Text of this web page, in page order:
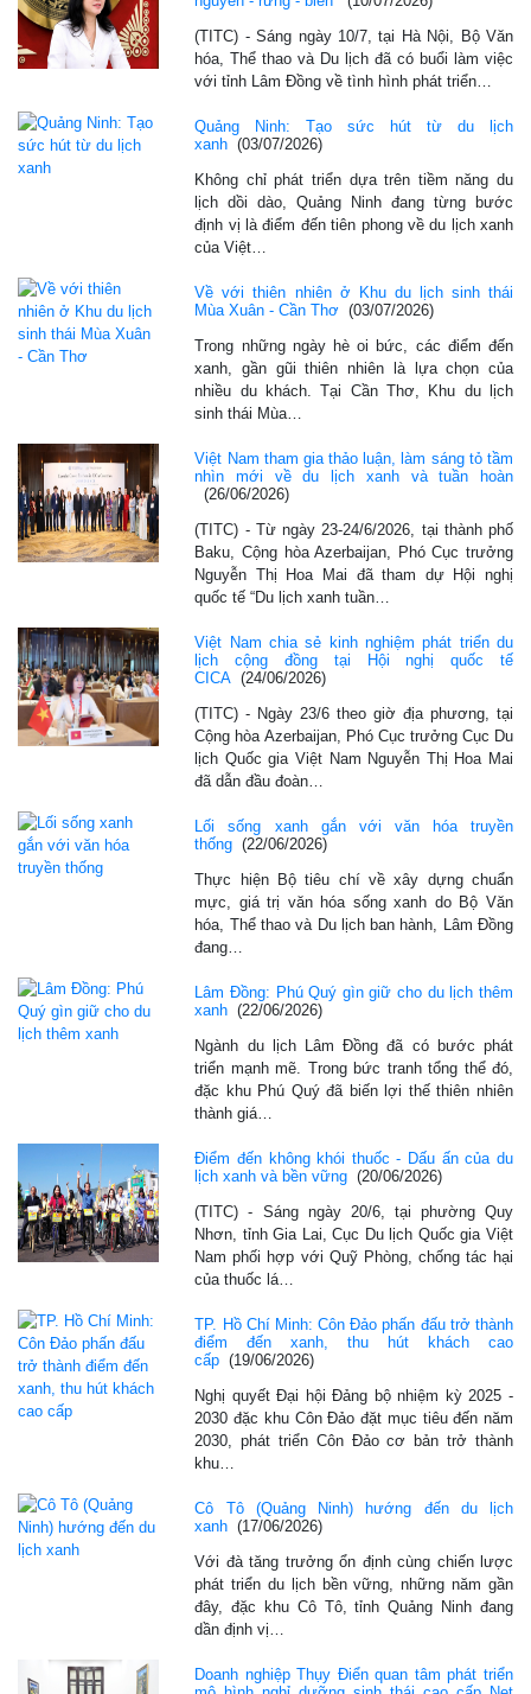
(TITC) - Sáng ngày 10/7, tại Hà Nội, Bộ Văn
hóa, Thể thao và Du lịch đã có buổi làm việc
với tỉnh Lâm Đồng về tình hình phát triển…
Quảng Ninh: Tạo sức hút từ du lịch
xanh (03/07/2026)
Không chỉ phát triển dựa trên tiềm năng du
lịch dồi dào, Quảng Ninh đang từng bước
định vị là điểm đến tiên phong về du lịch xanh
của Việt…
Về với thiên nhiên ở Khu du lịch sinh thái
Mùa Xuân - Cần Thơ (03/07/2026)
Trong những ngày hè oi bức, các điểm đến
xanh, gần gũi thiên nhiên là lựa chọn của
nhiều du khách. Tại Cần Thơ, Khu du lịch
sinh thái Mùa…
Việt Nam tham gia thảo luận, làm sáng tỏ tầm
nhìn mới về du lịch xanh và tuần hoàn
(26/06/2026)
(TITC) - Từ ngày 23-24/6/2026, tại thành phố
Baku, Cộng hòa Azerbaijan, Phó Cục trưởng
Nguyễn Thị Hoa Mai đã tham dự Hội nghị
quốc tế “Du lịch xanh tuần…
Việt Nam chia sẻ kinh nghiệm phát triển du
lịch cộng đồng tại Hội nghị quốc tế
CICA (24/06/2026)
(TITC) - Ngày 23/6 theo giờ địa phương, tại
Cộng hòa Azerbaijan, Phó Cục trưởng Cục Du
lịch Quốc gia Việt Nam Nguyễn Thị Hoa Mai
đã dẫn đầu đoàn…
Lối sống xanh gắn với văn hóa truyền
thống (22/06/2026)
Thực hiện Bộ tiêu chí về xây dựng chuẩn
mực, giá trị văn hóa sống xanh do Bộ Văn
hóa, Thể thao và Du lịch ban hành, Lâm Đồng
đang…
Lâm Đồng: Phú Quý gìn giữ cho du lịch thêm
xanh (22/06/2026)
Ngành du lịch Lâm Đồng đã có bước phát
triển mạnh mẽ. Trong bức tranh tổng thể đó,
đặc khu Phú Quý đã biến lợi thế thiên nhiên
thành giá…
Điểm đến không khói thuốc - Dấu ấn của du
lịch xanh và bền vững (20/06/2026)
(TITC) - Sáng ngày 20/6, tại phường Quy
Nhơn, tỉnh Gia Lai, Cục Du lịch Quốc gia Việt
Nam phối hợp với Quỹ Phòng, chống tác hại
của thuốc lá…
TP. Hồ Chí Minh: Côn Đảo phấn đấu trở thành
điểm đến xanh, thu hút khách cao
cấp (19/06/2026)
Nghị quyết Đại hội Đảng bộ nhiệm kỳ 2025 -
2030 đặc khu Côn Đảo đặt mục tiêu đến năm
2030, phát triển Côn Đảo cơ bản trở thành
khu…
Cô Tô (Quảng Ninh) hướng đến du lịch
xanh (17/06/2026)
Với đà tăng trưởng ổn định cùng chiến lược
phát triển du lịch bền vững, những năm gần
đây, đặc khu Cô Tô, tỉnh Quảng Ninh đang
dần định vị…
Doanh nghiệp Thụy Điển quan tâm phát triển